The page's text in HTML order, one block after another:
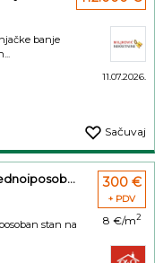
banje
11.07.2026.
Sačuvaj
stan na
300 €
+ PDV
8 €/m2